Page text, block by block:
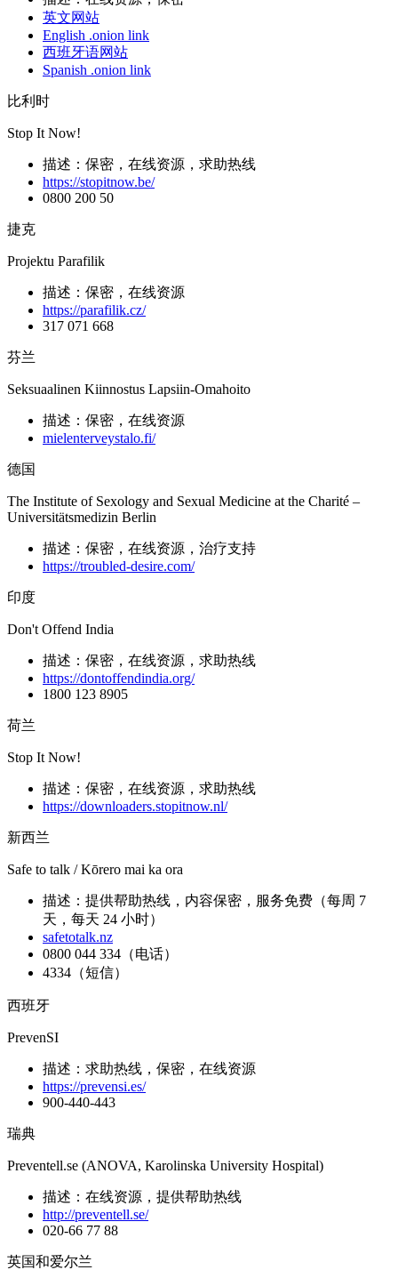
英文网站
English .onion link
西班牙语网站
Spanish .onion link
比利时
Stop It Now!
描述：保密，在线资源，求助热线
https://stopitnow.be/
0800 200 50
捷克
Projektu Parafilik
描述：保密，在线资源
https://parafilik.cz/
317 071 668
芬兰
Seksuaalinen Kiinnostus Lapsiin-Omahoito
描述：保密，在线资源
mielenterveystalo.fi/
德国
The Institute of Sexology and Sexual Medicine at the Charité –
Universitätsmedizin Berlin
描述：保密，在线资源，治疗支持
https://troubled-desire.com/
印度
Don't Offend India
描述：保密，在线资源，求助热线
https://dontoffendindia.org/
1800 123 8905
荷兰
Stop It Now!
描述：保密，在线资源，求助热线
https://downloaders.stopitnow.nl/
新西兰
Safe to talk / Kōrero mai ka ora
描述：提供帮助热线，内容保密，服务免费（每周 7
天，每天 24 小时）
safetotalk.nz
0800 044 334（电话）
4334（短信）
西班牙
PrevenSI
描述：求助热线，保密，在线资源
https://prevensi.es/
900-440-443
瑞典
Preventell.se (ANOVA, Karolinska University Hospital)
描述：在线资源，提供帮助热线
http://preventell.se/
020-66 77 88
英国和爱尔兰